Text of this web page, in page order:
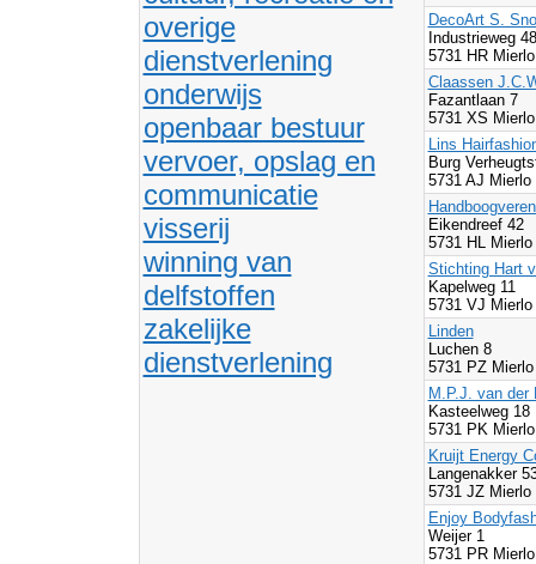
overige
dienstverlening
onderwijs
openbaar bestuur
vervoer, opslag en
communicatie
visserij
winning van
delfstoffen
zakelijke
dienstverlening
DecoArt S.
Industrieweg
5731 HR
Claassen
Fazantlaan 7
5731 XS
Lins
Burg
5731 AJ Mierlo
Eikendreef 42
5731 HL
Stichting Hart
Kapelweg 11
5731 VJ Mierlo
Linden
Luchen 8
5731 PZ
M.P.J. van der
Kasteelweg 18
5731 PK
Kruijt Energy
Langenakker
5731 JZ Mierlo
Enjoy
Weijer 1
5731 PR